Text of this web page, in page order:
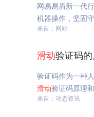
网易易盾新一代
机器操作，坚固
来自：网站
滑动验证码
验证码作为一种
滑动验证码原理
来自：动态资讯